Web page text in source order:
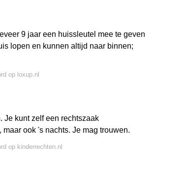
9 jaar een huissleutel mee te geven
lopen en kunnen altijd naar binnen;
op loxup.nl
Je kunt zelf een rechtszaak
ook 's nachts. Je mag trouwen.
op kinderrechten.nl